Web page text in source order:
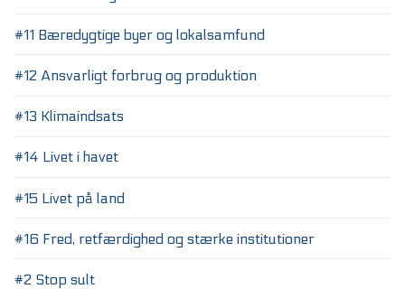
#11 Bæredygtige byer og lokalsamfund
#12 Ansvarligt forbrug og produktion
#13 Klimaindsats
#14 Livet i havet
#15 Livet på land
#16 Fred, retfærdighed og stærke institutioner
#2 Stop sult